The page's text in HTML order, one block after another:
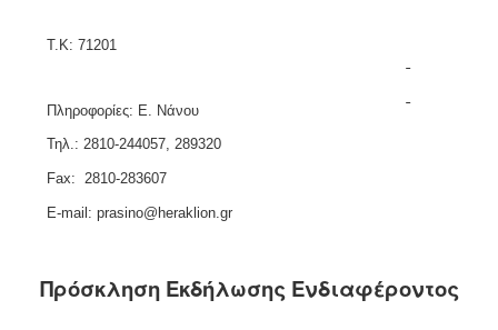
Τ.Κ: 71201
Πληροφορίες: Ε. Νάνου
Τηλ .: 2810-244057, 289320
Fax: 2810-283607
E-mail:prasino@heraklion.gr
Πρόσκληση Εκδήλωσης Ενδιαφέροντος